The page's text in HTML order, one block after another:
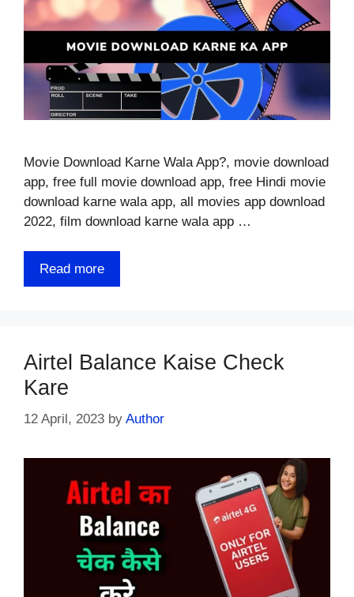
Movie Download Karne Wala App?, movie download
app, free full movie download app, free Hindi movie
download karne wala app, all movies app download
2022, film download karne wala app …
Read more
Airtel Balance Kaise Check
Kare
12 April, 2023 by Author